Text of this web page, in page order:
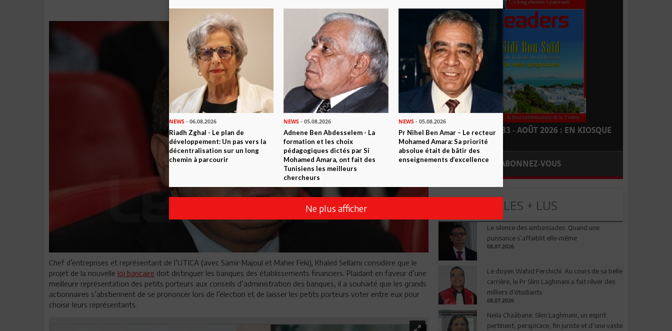
Chef d’entreprises et représentant de l’UTICA (avec Samir Majoul et Maher Feki), Khaled Sellami considère que le
projet de la nouvelle loi bancaire doit distinguer les banques des établissements financiers. Plaidant en faveur d’une
meilleure représentation des petits porteurs aux conseils d’administration des banques, il a souhaité que les grands
actionnaires s’abstiennent de se prononcer lors de l’élection et de laisser les petits porteurs voter entre eux pour
choisir leurs représentants.
LEADERS N° 183 - AOÛT 2026 : EN KIOSQUE
ABONNEZ-VOUS
LES + LUS
Le silence des ambassades: Quand une
puissance s’affaiblit elle-même
08.07.2026
Le doyen Wahid Ferchichi: Au cours de sa belle
carrière, le Pr Slim Laghmani a fait rêver des
milliers d’étudiants
08.07.2026
Neila Chaâbane: Slim Laghmani, un esprit
pertinent, perspicace, fin juriste et d’une vaste
NEWS - 06.08.2026
Riadh Zghal - Le plan de
développement: Un pas vers la
décentralisation sur un long
chemin à parcourir
NEWS - 05.08.2026
Adnene Ben Abdesselem - La
formation et les choix
pédagogiques dictés par Si
Mohamed Amara, ont fait des
Tunisiens les meilleurs
chercheurs
NEWS- 05.08.2026
Pr Nihel Ben Amar – Le recteur
Mohamed Amara: Sa priorité
absolue était de bâtir des
enseignements d’excellence
Ne plus afficher